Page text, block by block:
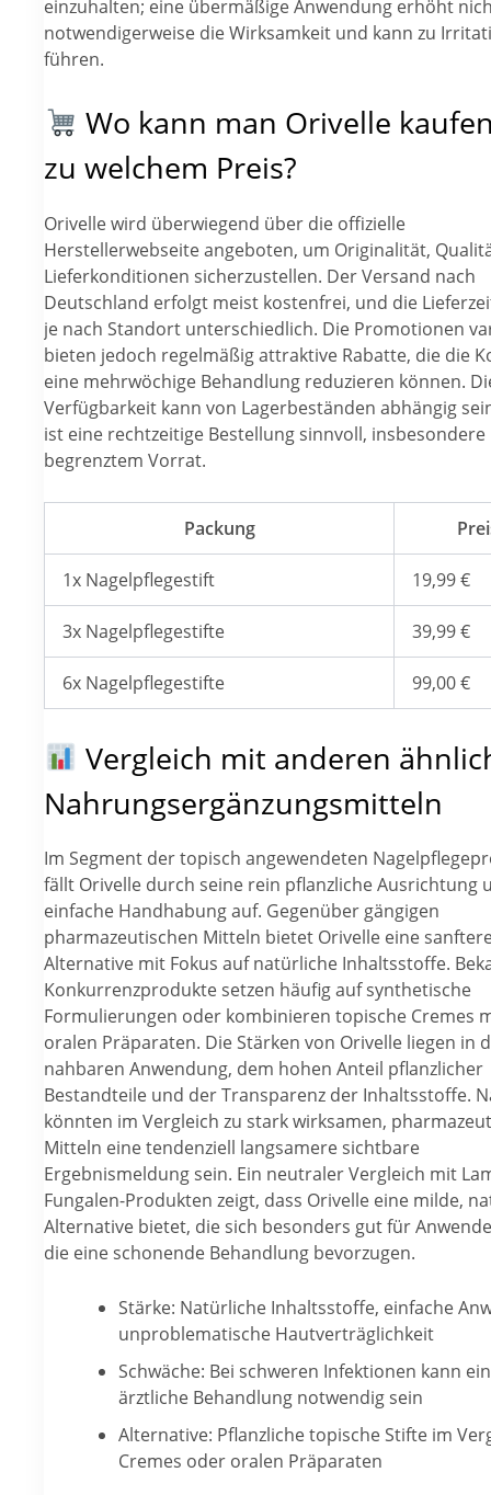
einzuhalten; eine übermäßige Anwendung erhöht
notwendigerweise die Wirksamkeit und kann zu
führen.
Wo kann man Orivelle
zu welchem Preis?
Orivelle wird überwiegend über die offizielle
Herstellerwebseite angeboten, um Originalität,
Lieferkonditionen sicherzustellen. Der Versand nach
Deutschland erfolgt meist kostenfrei, und die
je nach Standort unterschiedlich. Die Promotionen
bieten jedoch regelmäßig attraktive Rabatte, die die
eine mehrwöchige Behandlung reduzieren können.
Verfügbarkeit kann von Lagerbeständen abhängig
ist eine rechtzeitige Bestellung sinnvoll, insbesondere
begrenztem Vorrat.
Packung
1x Nagelpflegestift 19,99 €
3x Nagelpflegestifte 39,99 €
6x Nagelpflegestifte 99,00 €
Vergleich mit anderen
Nahrungsergänzungsmitteln
Im Segment der topisch angewendeten
fällt Orivelle durch seine rein pflanzliche Ausrichtung
einfache Handhabung auf. Gegenüber gängigen
pharmazeutischen Mitteln bietet Orivelle eine
Alternative mit Fokus auf natürliche Inhaltsstoffe.
Konkurrenzprodukte setzen häufig auf synthetische
Formulierungen oder kombinieren topische Cremes
oralen Präparaten. Die Stärken von Orivelle liegen in
nahbaren Anwendung, dem hohen Anteil pflanzlicher
Bestandteile und der Transparenz der Inhaltsstoffe.
könnten im Vergleich zu stark wirksamen,
Mitteln eine tendenziell langsamere sichtbare
Ergebnismeldung sein. Ein neutraler Vergleich mit
Fungalen-Produkten zeigt, dass Orivelle eine milde,
Alternative bietet, die sich besonders gut für
die eine schonende Behandlung bevorzugen.
Stärke: Natürliche Inhaltsstoffe, einfache
unproblematische Hautverträglichkeit
Schwäche: Bei schweren Infektionen kann
ärztliche Behandlung notwendig sein
Alternative: Pflanzliche topische Stifte im
Cremes oder oralen Präparaten